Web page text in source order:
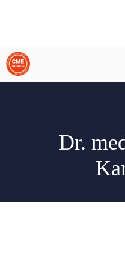
Zum
Inhalt
springen
Dr.